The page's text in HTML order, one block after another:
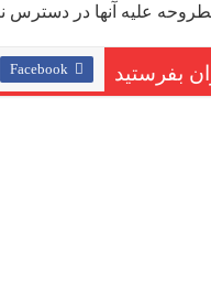
علیه آنها در دسترس
بفرستید Facebook